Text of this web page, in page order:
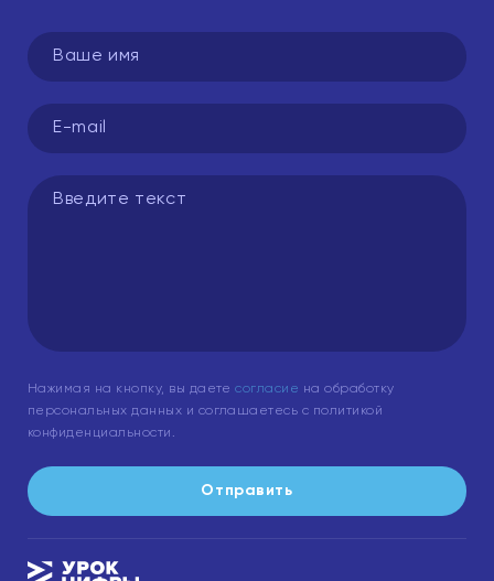
Нажимая на кнопку, вы даетесогласие на обработку
персональных данных и соглашаетесь с политикой
конфиденциальности.
Отправить